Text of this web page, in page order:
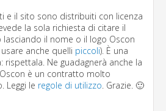
e il sito sono distribuiti con licenza
la sola richiesta di citare il
il nome o il logo Oscon
anche quelli piccoli). È una
Ne guadagnerà anche la
è un contratto molto
Leggi le regole di utilizzo . Grazie. 🙂